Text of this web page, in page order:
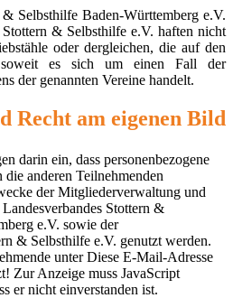
Selbsthilfe Baden-Württemberg e.V.
& Selbsthilfe e.V. haften nicht
oder dergleichen, die auf den
soweit es sich um einen Fall der
der genannten Vereine handelt.
Recht am eigenen Bild
darin ein, dass personenbezogene
anderen Teilnehmenden
der Mitgliederverwaltung und
Stottern &
e.V. sowie der
& Selbsthilfe e.V. genutzt werden.
unter Diese E-Mail-Adresse
Zur Anzeige muss JavaScript
er nicht einverstanden ist.